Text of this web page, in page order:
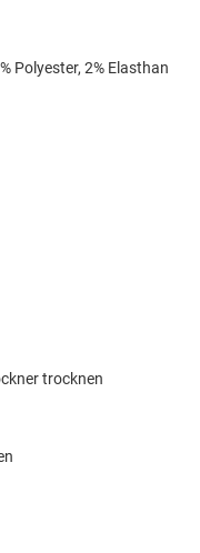
Polyester, 2% Elasthan
trocknen